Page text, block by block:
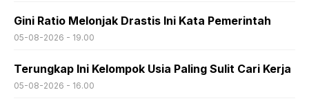
Gini Ratio Melonjak Drastis Ini Kata Pemerintah
05-08-2026 - 19.00
Terungkap Ini Kelompok Usia Paling Sulit Cari Kerja
05-08-2026 - 16.00